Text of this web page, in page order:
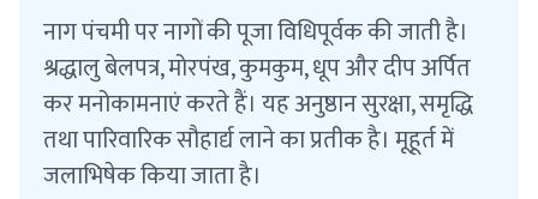
नाग पंचमी पर नागों की पूजा विधिपूर्वक की जाती है।
श्रद्धालु बेलपत्र, मोरपंख, कुमकुम, धूप और दीप अर्पित
कर मनोकामनाएं करते हैं। यह अनुष्ठान सुरक्षा, समृद्धि
तथा पारिवारिक सौहार्द्य लाने का प्रतीक है। मूहूर्त में
जलाभिषेक किया जाता है।